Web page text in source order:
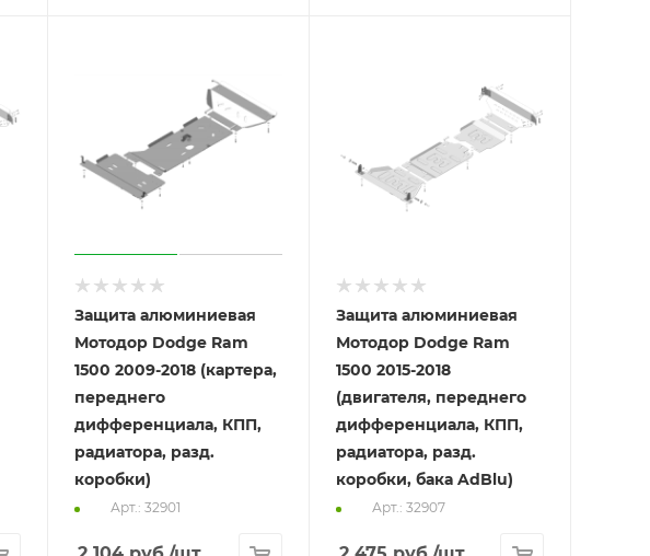
Защита алюминиевая
Мотодор Dodge Ram
1500 2009-2018 (картера,
переднего
дифференциала, КПП,
радиатора, разд.
коробки)
Арт.: 32901
Защита алюминиевая
Мотодор Dodge Ram
1500 2015-2018
(двигателя, переднего
дифференциала, КПП,
радиатора, разд.
коробки, бака AdBlu)
Арт.: 32907